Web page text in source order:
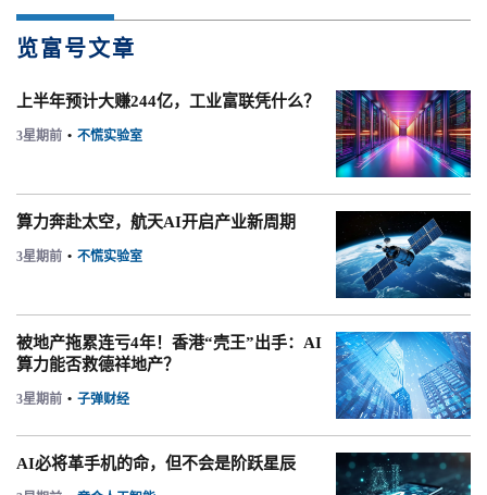
览富号文章
上半年预计大赚244亿，工业富联凭什么？
3星期前 • 不慌实验室
算力奔赴太空，航天AI开启产业新周期
3星期前 • 不慌实验室
被地产拖累连亏4年！香港“壳王”出手：AI
算力能否救德祥地产？
3星期前 • 子弹财经
AI必将革手机的命，但不会是阶跃星辰